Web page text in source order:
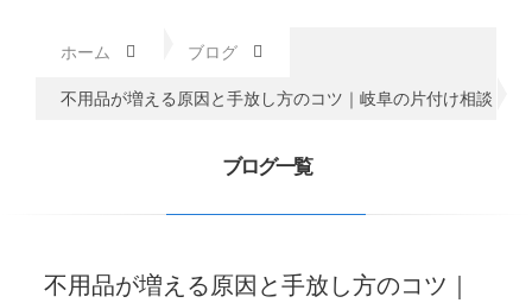
ホーム ブログ
不用品が増える原因と手放し方のコツ｜岐阜の片付け相談
ブログ一覧
不用品が増える原因と手放し方のコツ｜